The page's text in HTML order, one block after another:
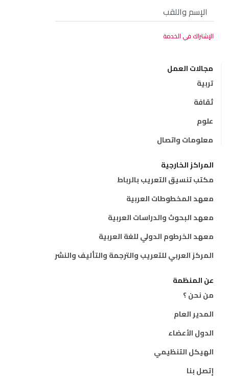
مجالات العمل
تربية
ثقافة
علوم
معلومات واتصال
المراكز الخارجية
مكتب تنسيق التعريب بالرباط
معهد المخطوطات العربية
معهد البحوث والدراسات العربية
معهد الخرطوم الدولي للغة العربية
المركز العربي للتعريب والترجمة والتأليف والنشر
عن المنظمة
من نحن ؟
المدير العام
الدول الأعضاء
الهيكل التنظيمي
إتصل بنا